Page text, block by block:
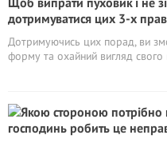
дотримуватися цих 3-х
Дотримуючись цих порад, ви
форму та охайний вигляд свого